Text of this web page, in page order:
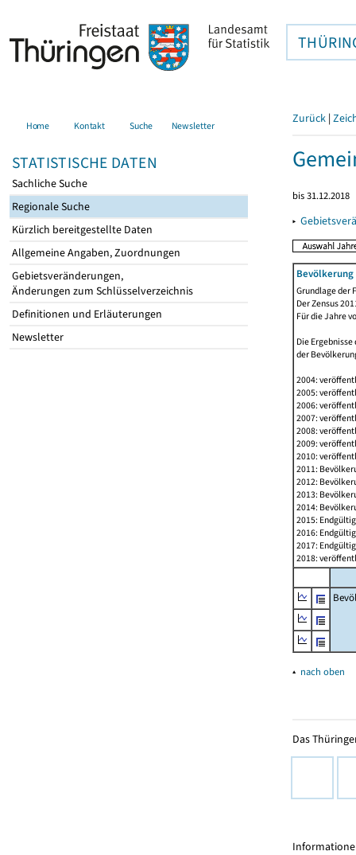
Home Kontakt Suche Newsletter
STATISTISCHE DATEN
Sachliche Suche
Regionale Suche
Kürzlich bereitgestellte Daten
Allgemeine Angaben, Zuordnungen
Gebietsveränderungen,
Änderungen zum Schlüsselverzeichnis
Definitionen und Erläuterungen
Newsletter
Zurück |
bis 31.12.2018
▸
Grundlage der
Der Zensus
Für die Jahre
Die
der
2004:
2005:
2006:
2007:
2008:
2009:
2010:
2011:
2012:
2013:
2014:
2015:
2016:
2017:
2018:
▴ nach oben
Das